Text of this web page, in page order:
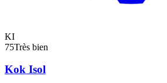
KI
75Très bien
Kok Isol